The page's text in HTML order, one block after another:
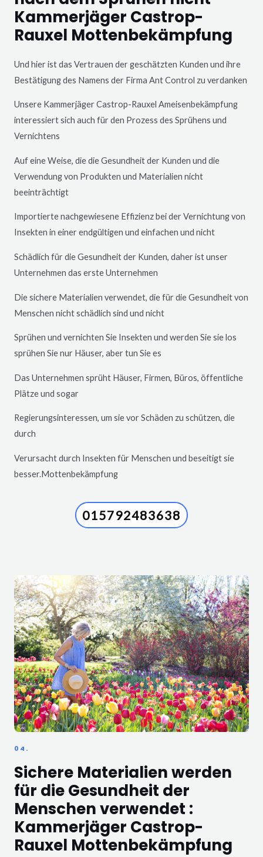
Kammerjäger Castrop-
Rauxel Mottenbekämpfung
Und hier ist das Vertrauen der geschätzten Kunden und ihre
Bestätigung des Namens der Firma Ant Control zu verdanken
Unsere KammerjägerCastrop-Rauxel Ameisenbekämpfung
interessiert sich auch für den Prozess des Sprühens und
Vernichtens
Auf eine Weise, die die Gesundheit der Kunden und die
Verwendung von Produkten und Materialien nicht
beeinträchtigt
Importierte nachgewiesene Effizienz bei der Vernichtung von
Insekten in einer endgültigen und einfachen und nicht
Schädlich für die Gesundheit der Kunden, daher ist unser
Unternehmen das erste Unternehmen
Die sichere Materialien verwendet, die für die Gesundheit von
Menschen nicht schädlich sind und nicht
Sprühen und vernichten Sie Insekten und werden Sie sie los
sprühen Sie nur Häuser, aber tun Sie es
Das Unternehmen sprüht Häuser, Firmen, Büros, öffentliche
Plätze und sogar
Regierungsinteressen, um sie vor Schäden zu schützen, die
durch
Verursacht durch Insekten für Menschen und beseitigt sie
besser.Mottenbekämpfung
015792483638
04.
Sichere Materialien werden
für die Gesundheit der
Menschen verwendet :
Kammerjäger Castrop-
Rauxel Mottenbekämpfung